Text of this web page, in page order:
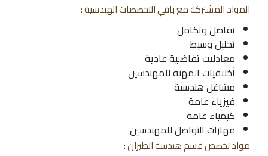
المواد المشتركة مع باقي التخصصات الهندسية :
تفاضل وتكامل
تحليل وسيط
معادلات تفاضلية عادية
أخلاقيات المهنة للمهندسين
مشاغل هندسية
فيزياء عامة
كيمياء عامة
مهارات التواصل للمهندسين
مواد تخصص قسم هندسة الطيران :